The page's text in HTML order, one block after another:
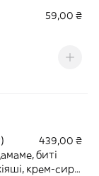
59,00 ₴
439,00 ₴
биті
крем-сир,